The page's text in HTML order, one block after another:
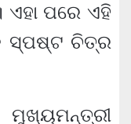
ପରେ ଏହି
ସ୍ପଷ୍ଟ ଚିତ୍ର